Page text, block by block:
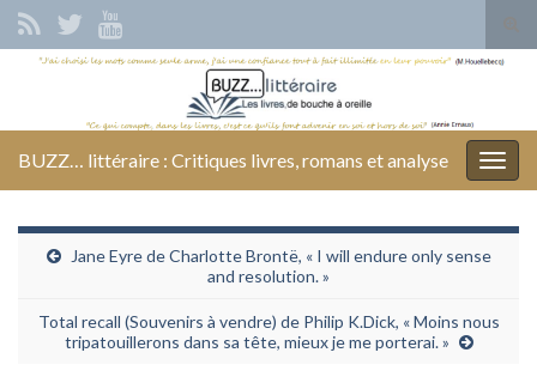
Search for:
BUZZ… littéraire : Critiques livres, romans et analyse
Jane Eyre de Charlotte Brontë, « I will endure only sense
and resolution. »
Total recall (Souvenirs à vendre) de Philip K.Dick, « Moins nous
tripatouillerons dans sa tête, mieux je me porterai. »